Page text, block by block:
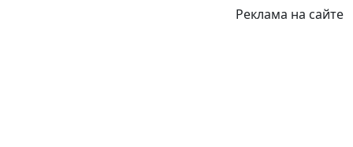
Реклама на сайте